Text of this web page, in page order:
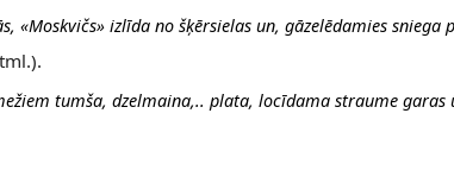
«Moskvičs» izlīda no šķērsielas un, gāzelēdamies sniega
tumša, dzelmaina,.. plata, locīdama straume garas